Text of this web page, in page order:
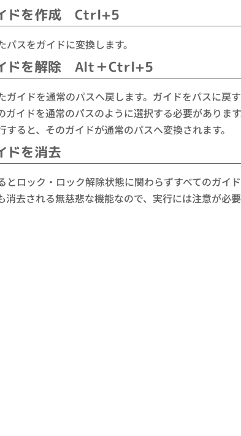
ドを作成 Ctrl+5
パスをガイドに変換します。
ドを解除 Alt＋Ctrl+5
ガイドを通常のパスへ戻します。ガイドをパスに戻
ガイドを通常のパスのように選択する必要がありま
すると、そのガイドが通常のパスへ変換されます。
ドを消去
とロック・ロック解除状態に関わらずすべてのガイ
消去される無慈悲な機能なので、実行には注意が必要